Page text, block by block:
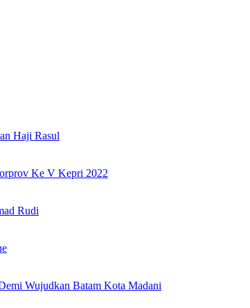
Haji Rasul
Ke V Kepri 2022
Rudi
Wujudkan Batam Kota Madani